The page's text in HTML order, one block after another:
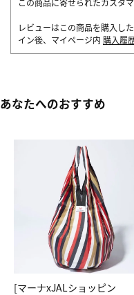
レビューはこの商品を購入し
イン後、マイページ内 購入履
あなたへのおすすめ
[マーナxJALショッピン